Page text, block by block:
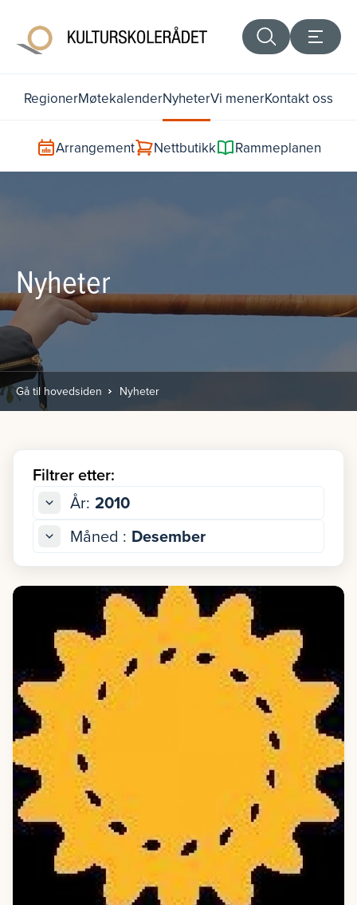
RegionerMøtekalenderNyheterVi menerKontakt oss
Arrangement Nettbutikk Rammeplanen
Nyheter
Gå til hovedsiden Nyheter
Filtrer etter:
År: 2010
Måned : Desember